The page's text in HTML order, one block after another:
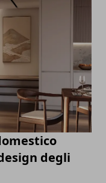
degli